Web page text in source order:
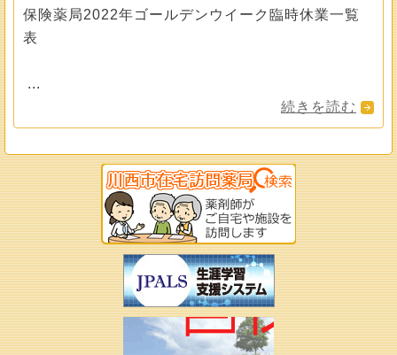
保険薬局2022年ゴールデンウイーク臨時休業一覧
表
...
続きを読む